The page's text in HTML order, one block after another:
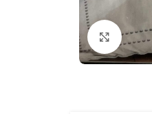
Agrandir